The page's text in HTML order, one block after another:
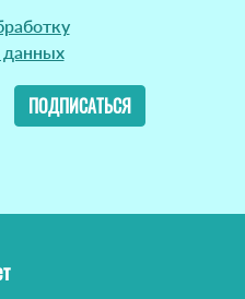
данных
ПОДПИСАТЬСЯ